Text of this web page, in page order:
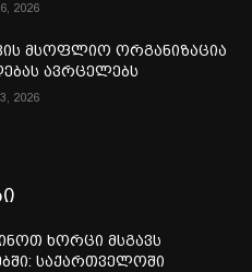
2026
მსოფლიო ორგანიზაცია
ავრცელებს
2026
ხორცი მსგავს
საქართველოში